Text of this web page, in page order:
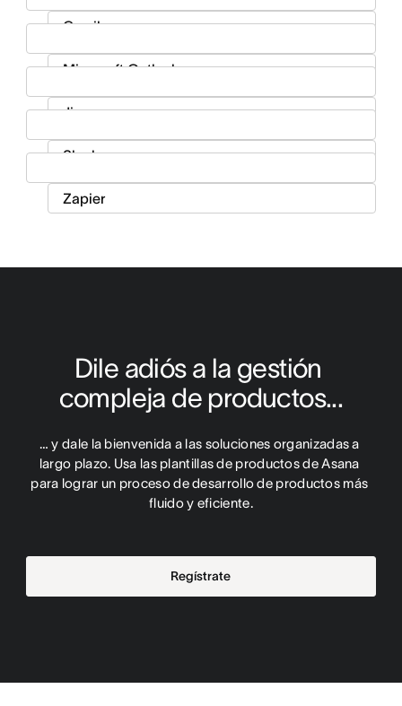
Dile adiós a la gestión
compleja de productos...
… y dale la bienvenida a las soluciones organizadas a
largo plazo. Usa las plantillas de productos de Asana
para lograr un proceso de desarrollo de productos más
fluido y eficiente.
Regístrate